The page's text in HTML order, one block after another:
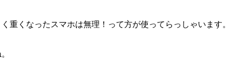
重くなったスマホは無理！って方が使ってらっしゃいます。